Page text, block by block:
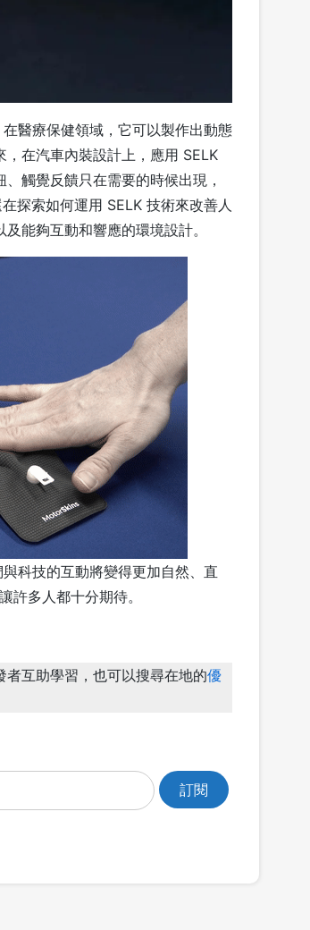
醫療保健領域，它可以製作出動態
在汽車內裝設計上，應用 SELK
觸覺反饋只在需要的時候出現，
探索如何運用 SELK 技術來改善人
能夠互動和響應的環境設計。
科技的互動將變得更加自然、直
許多人都十分期待。
者互助學習，也可以搜尋在地的優